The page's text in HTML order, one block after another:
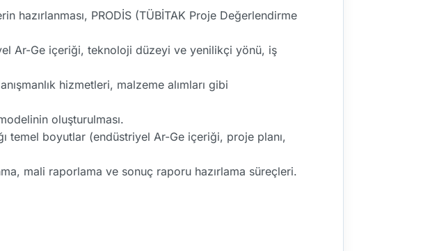
hazırlanması, PRODİS (TÜBİTAK Proje Değerlendirme
Ar-Ge içeriği, teknoloji düzeyi ve yenilikçi yönü, iş
hizmetleri, malzeme alımları gibi
oluşturulması.
temel boyutlar (endüstriyel Ar-Ge içeriği, proje planı,
mali raporlama ve sonuç raporu hazırlama süreçleri.